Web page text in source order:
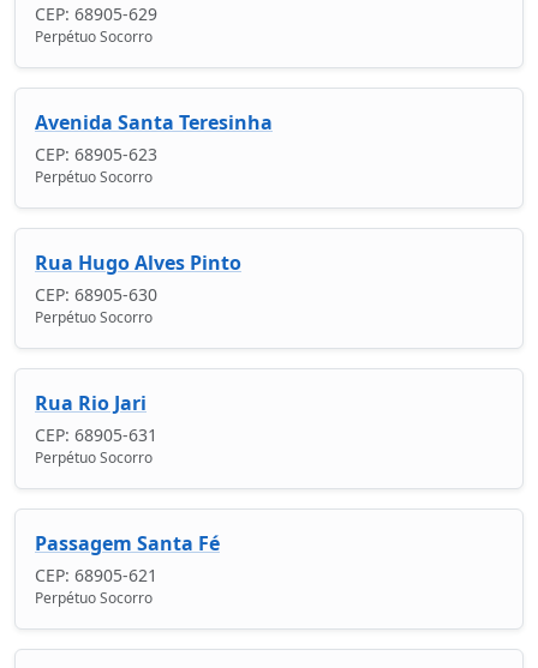
CEP: 68905-629
Perpétuo Socorro
Avenida Santa Teresinha
CEP: 68905-623
Perpétuo Socorro
Rua Hugo Alves Pinto
CEP: 68905-630
Perpétuo Socorro
Rua Rio Jari
CEP: 68905-631
Perpétuo Socorro
Passagem Santa Fé
CEP: 68905-621
Perpétuo Socorro